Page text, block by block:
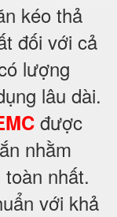
kéo thả
đối với cả
lượng
lâu dài.
được
nhằm
nhất.
với khả